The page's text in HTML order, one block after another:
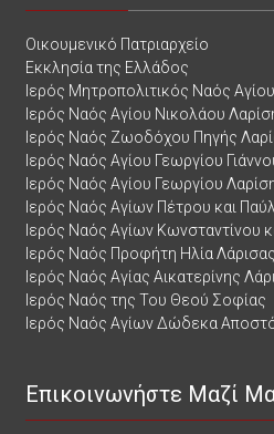
Οικουμενικό Πατριαρχείο
Εκκλησία της Ελλάδος
Ιερός Μητροπολιτικός Ναός
Ιερός Ναός Αγίου Νικολάου
Ιερός Ναός Ζωοδόχου Πηγής
Ιερός Ναός Αγίου Γεωργίου
Ιερός Ναός Αγίου Γεωργίου
Ιερός Ναός Αγίων Πέτρου και
Ιερός Ναός Αγίων Κωνσταντίνου
Ιερός Ναός Προφήτη Ηλία Λάρισας
Ιερός Ναός Αγίας Αικατερίνης
Ιερός Ναός της Του Θεού Σοφίας
Ιερός Ναός Αγίων Δώδεκα
Επικοινωνήστε Μαζί